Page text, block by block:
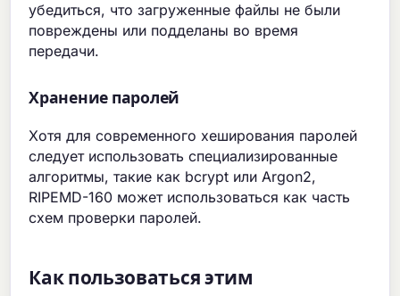
убедиться, что загруженные файлы не были
повреждены или подделаны во время
передачи.
Хранение паролей
Хотя для современного хеширования паролей
следует использовать специализированные
алгоритмы, такие как bcrypt или Argon2,
RIPEMD-160 может использоваться как часть
схем проверки паролей.
Как пользоваться этим